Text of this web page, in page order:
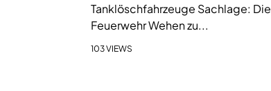
Tanklöschfahrzeuge Sachlage: Die
Feuerwehr Wehen zu...
103 VIEWS